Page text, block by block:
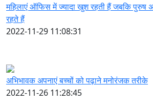
महिलाएं ऑफिस में ज्यादा खुश रहती हैं जबकि पुरुष
रहते हैं
2022-11-29 11:08:31
अभिभावक अपनाएं बच्चों को पढ़ाने मनोरंजक तरीके
2022-11-26 11:28:45